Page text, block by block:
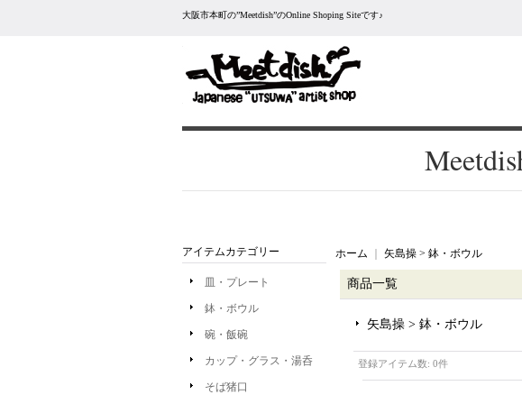
大阪市本町の”Meetdish”のOnline Shoping Siteです♪
アイテムカテゴリー
皿・プレート
鉢・ボウル
碗・飯碗
カップ・グラス・湯呑
そば猪口
ホーム 矢島操 > 鉢・ボウル
商品一覧
矢島操 > 鉢・ボウル
登録アイテム数: 0件